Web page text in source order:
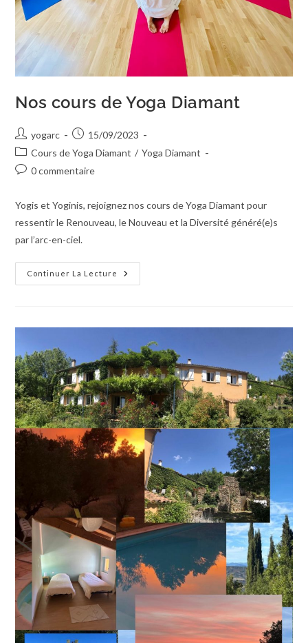
Nos cours de Yoga Diamant
yogarc
15/09/2023
Cours de Yoga Diamant / Yoga Diamant
0 commentaire
Yogis et Yoginis, rejoignez nos cours de Yoga Diamant pour
ressentir le Renouveau, le Nouveau et la Diversité généré(e)s
par l’arc-en-ciel.
Continuer La Lecture